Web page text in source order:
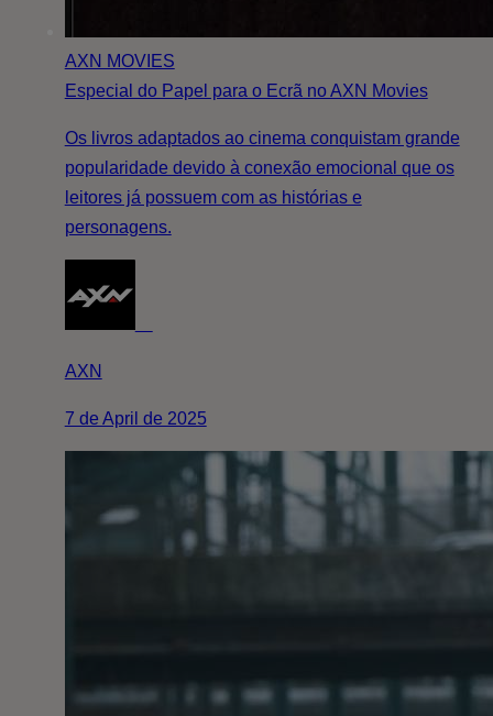
AXN MOVIES
Especial do Papel para o Ecrã no AXN Movies
Os livros adaptados ao cinema conquistam grande
popularidade devido à conexão emocional que os
leitores já possuem com as histórias e
personagens.
AXN
7 de April de 2025